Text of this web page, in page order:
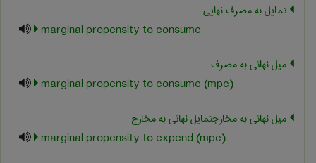
تمایل به مصرف نهایی
marginal propensity to consume
میل نهائی به مصرف
marginal propensity to consume (mpc)
میل نهائی به مخارجتمایل نهائی به مخارج
marginal propensity to expend (mpe)